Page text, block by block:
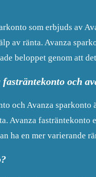
som erbjuds av
av ränta. Avanza
beloppet genom att
och
och Avanza sparkonto
Avanza fasträntekonto
ha en mer varierande